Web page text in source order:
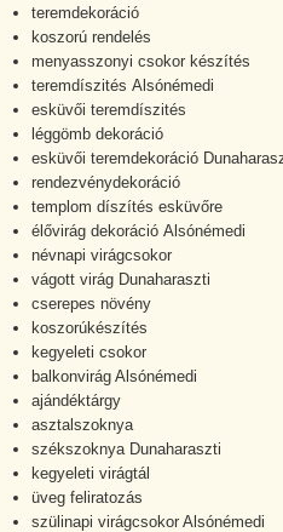
teremdekoráció
koszorú rendelés
menyasszonyi csokor készítés
teremdíszités Alsónémedi
esküvői teremdíszités
léggömb dekoráció
esküvői teremdekoráció
rendezvénydekoráció
templom díszítés esküvőre
élővirág dekoráció Alsónémedi
névnapi virágcsokor
vágott virág Dunaharaszti
cserepes növény
koszorúkészítés
kegyeleti csokor
balkonvirág Alsónémedi
ajándéktárgy
asztalszoknya
székszoknya Dunaharaszti
kegyeleti virágtál
üveg feliratozás
szülinapi virágcsokor Alsónémedi